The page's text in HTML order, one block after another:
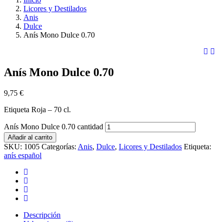
Licores y Destilados
Anis
Dulce
Anís Mono Dulce 0.70
Anís Mono Dulce 0.70
9,75 €
Etiqueta Roja – 70 cl.
Anís Mono Dulce 0.70 cantidad
Añadir al carrito
SKU: 1005 Categorías: Anis, Dulce, Licores y Destilados Etiqueta:
anís español
Descripción